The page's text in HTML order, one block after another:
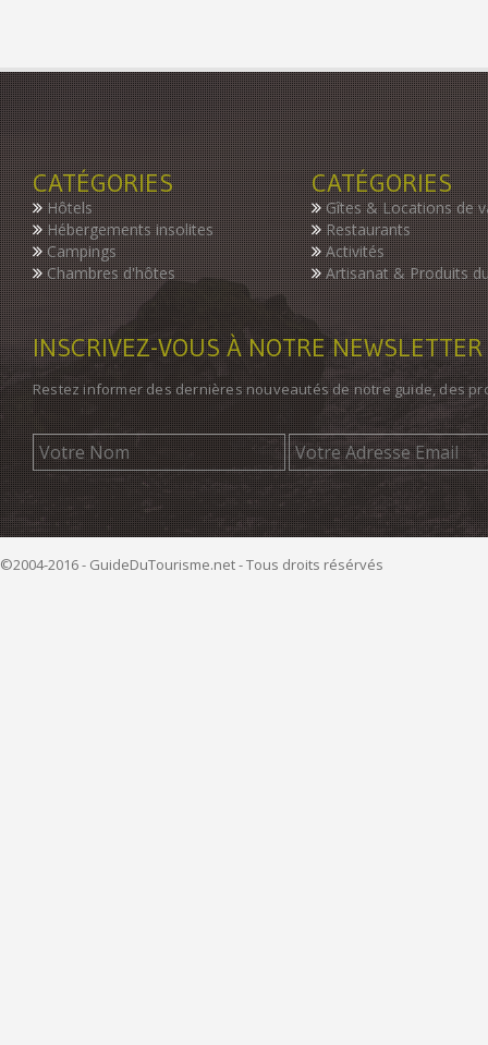
CATÉGORIES
Hôtels
Hébergements insolites
Campings
Chambres d'hôtes
CATÉGORIES
Gîtes & Locations de
Restaurants
Activités
Artisanat & Produits
INSCRIVEZ-VOUS À NOTRE NEWSLETTER
Restez informer des dernières nouveautés de notre guide, des
©2004-2016 - GuideDuTourisme.net - Tous droits résérvés